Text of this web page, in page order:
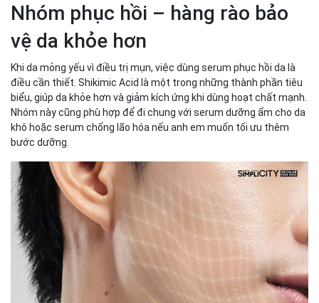
Nhóm phục hồi – hàng rào bảo
vệ da khỏe hơn
Khi da mỏng yếu vì điều trị mụn, việc dùng serum phục hồi da là
điều cần thiết. Shikimic Acid là một trong những thành phần tiêu
biểu, giúp da khỏe hơn và giảm kích ứng khi dùng hoạt chất mạnh.
Nhóm này cũng phù hợp để đi chung với serum dưỡng ẩm cho da
khô hoặc serum chống lão hóa nếu anh em muốn tối ưu thêm
bước dưỡng.